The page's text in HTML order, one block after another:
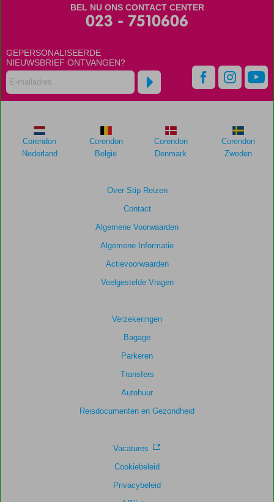
BEL NU ONS CONTACT CENTER
023 - 7510606
GEPERSONALISEERDE
NIEUWSBRIEF ONTVANGEN?
Over Stip Reizen
Contact
Algemene Voorwaarden
Algemene Informatie
Actievoorwaarden
Veelgestelde Vragen
Verzekeringen
Bagage
Parkeren
Transfers
Autohuur
Reisdocumenten en Gezondheid
Vacatures
Cookiebeleid
Privacybeleid
Corendon
Nederland
Corendon
België
Corendon
Denmark
Corendon
Zweden